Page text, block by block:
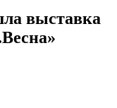
выставка